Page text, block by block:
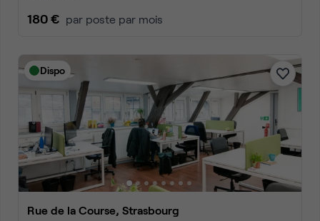
180 € par poste par mois
Dispo
Rue de la Course, Strasbourg